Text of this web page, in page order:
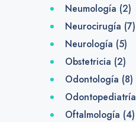
Neumología (2)
Neurocirugía (7)
Neurología (5)
Obstetricia (2)
Odontología (8)
Odontopediatría
Oftalmología (4)